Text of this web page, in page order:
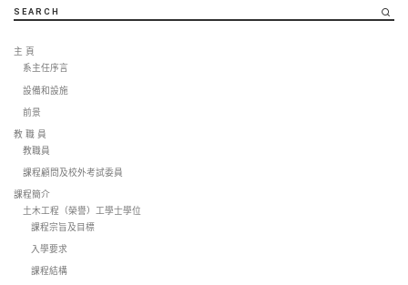
SEARCH
主 頁
系主任序言
設備和設施
前景
教 職 員
教職員
課程顧問及校外考試委員
課程簡介
土木工程（榮譽）工學士學位
課程宗旨及目標
入學要求
課程結構